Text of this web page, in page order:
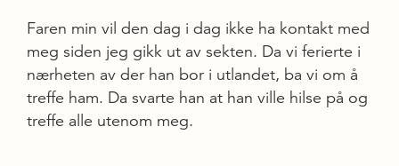
Faren min vil den dag i dag ikke ha kontakt med
meg siden jeg gikk ut av sekten. Da vi ferierte i
nærheten av der han bor i utlandet, ba vi om å
treffe ham. Da svarte han at han ville hilse på og
treffe alle utenom meg.